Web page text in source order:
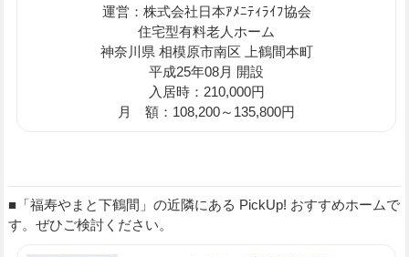
運営：株式会社日本ｱﾒﾆﾃｨﾗｲﾌ協会
住宅型有料老人ホーム
神奈川県 相模原市南区 上鶴間本町
平成25年08月 開設
入居時：210,000円
月 額：108,200～135,800円
■「福寿やまと下鶴間」の近隣にある PickUp! おすすめホームで
す。ぜひご検討ください。